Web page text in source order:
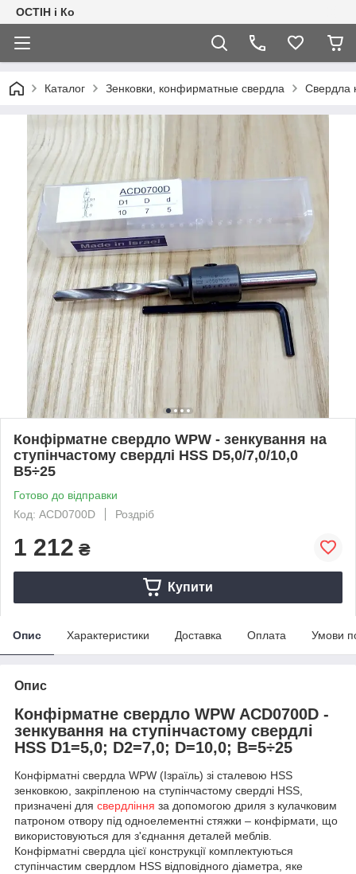
ОСТІН і Ко
Каталог Зенковки, конфирматные свердла Свердла
Конфірматне свердло WPW - зенкування на
ступінчастому свердлі HSS D5,0/7,0/10,0
B5÷25
Готово до відправки
Код: ACD0700D
Роздріб
1 212 ₴
Купити
Опис Характеристики Доставка Оплата Умови
Опис
Конфірматне свердло WPW ACD0700D -
зенкування на ступінчастому свердлі
HSS D1=5,0; D2=7,0; D=10,0; B=5÷25
Конфірматні свердла WPW (Ізраїль) зі сталевою HSS
зенковкою, закріпленою на ступінчастому свердлі HSS,
призначені для свердління за допомогою дриля з кулачковим
патроном отвору під одноелементні стяжки – конфірмати, що
використовуються для з'єднання деталей меблів.
Конфірматні свердла цієї конструкції комплектуються
ступінчастим свердлом HSS відповідного діаметра, яке